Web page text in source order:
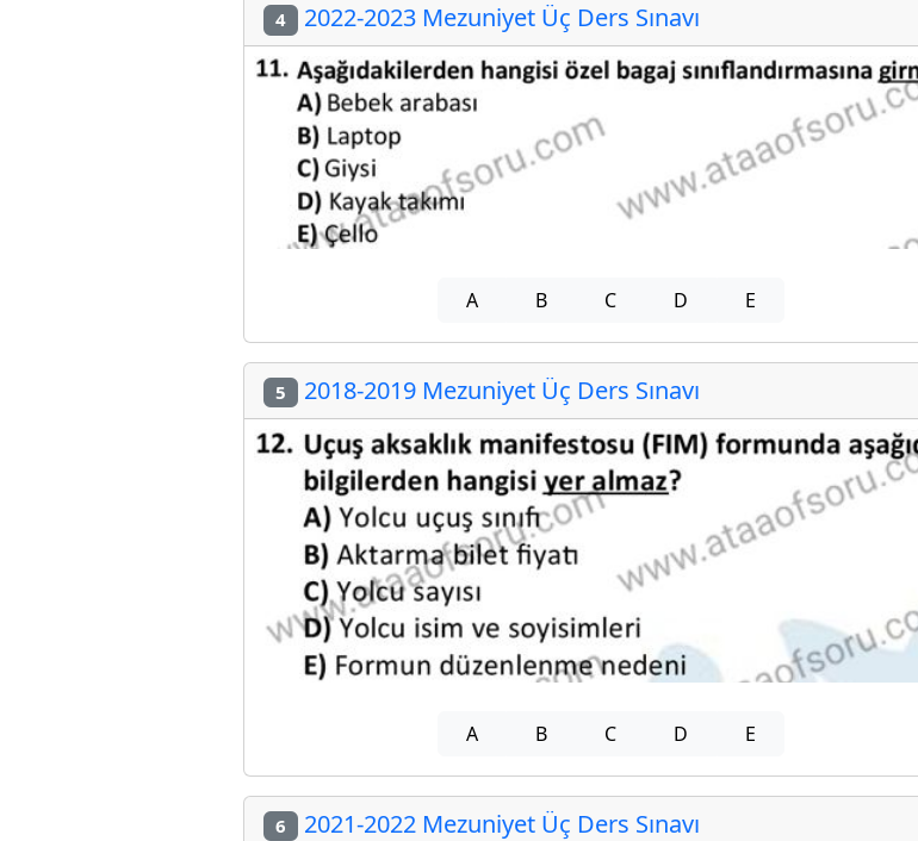
4 2022-2023 Mezuniyet Üç Ders Sınavı
A B C D E
5 2018-2019 Mezuniyet Üç Ders Sınavı
A B C D E
6 2021-2022 Mezuniyet Üç Ders Sınavı